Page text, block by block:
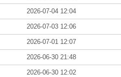
2026-07-04 12:04
2026-07-03 12:06
2026-07-01 12:07
2026-06-30 21:48
2026-06-30 12:02